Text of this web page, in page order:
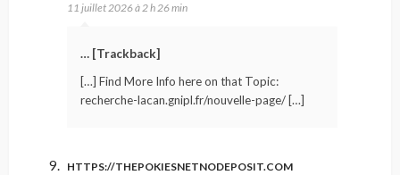
11 juillet 2026 à 2 h 26 min
… [Trackback]
[…] Find More Info here on that Topic:
recherche-lacan.gnipl.fr/nouvelle-page/ […]
HTTPS://THEPOKIESNETNODEPOSIT.COM